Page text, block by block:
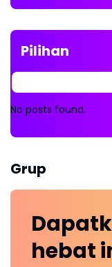
Pilihan
No posts found.
Grup
hebat